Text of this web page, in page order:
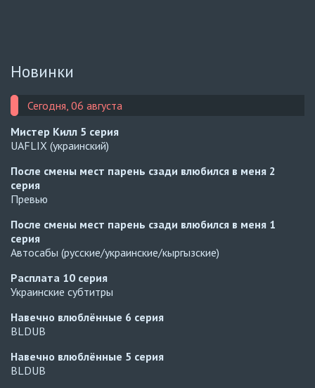
Новинки
Сегодня, 06 августа
Мистер Килл 5 серия
UAFLIX (украинский)
После смены мест парень сзади влюбился в меня 2
серия
Превью
После смены мест парень сзади влюбился в меня 1
серия
Автосабы (русские/украинские/кыргызские)
Расплата 10 серия
Украинские субтитры
Навечно влюблённые 6 серия
BLDUB
Навечно влюблённые 5 серия
BLDUB